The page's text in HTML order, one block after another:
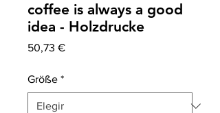
coffee is always a good
idea - Holzdrucke
50,73 €Precio
Größe *